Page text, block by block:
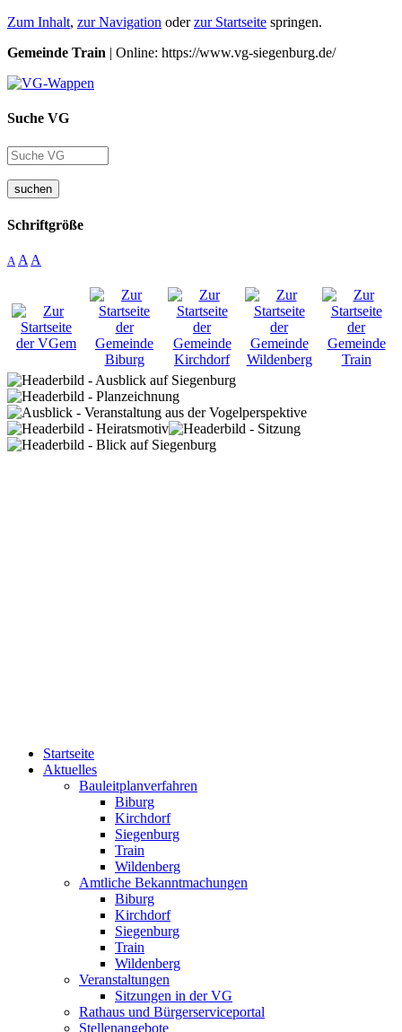
Zum Inhalt, zur Navigation oderzur Startseite springen.
Gemeinde Train | Online: https://www.vg-siegenburg.de/
Suche VG
suchen
Schriftgröße
A A A
Startseite
Aktuelles
Bauleitplanverfahren
Biburg
Kirchdorf
Siegenburg
Train
Wildenberg
Amtliche Bekanntmachungen
Biburg
Kirchdorf
Siegenburg
Train
Wildenberg
Veranstaltungen
Sitzungen in der VG
Rathaus und Bürgerserviceportal
Stellenangebote